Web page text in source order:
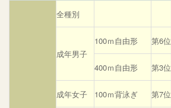
全種別
成年男子
100ｍ自由形 第6位
400ｍ自由形
第3位
成年女子
100ｍ背泳ぎ 第7位